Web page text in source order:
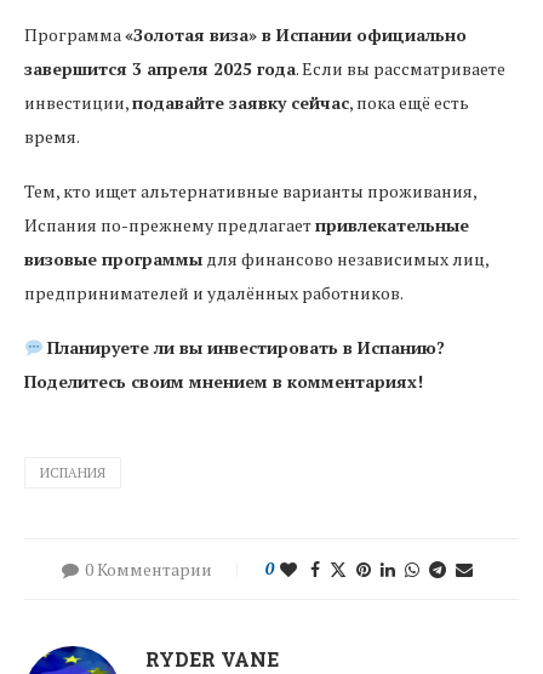
Программа«Золотая виза» в Испании официально
завершится 3 апреля 2025 года. Если вы рассматриваете
инвестиции,подавайте заявку сейчас, пока ещё есть
время.
Тем, кто ищет альтернативные варианты проживания,
Испания по-прежнему предлагаетпривлекательные
визовые программы для финансово независимых лиц,
предпринимателей и удалённых работников.
Планируете ли вы инвестировать в Испанию?
Поделитесь своим мнением в комментариях!
ИСПАНИЯ
0 Комментарии 0
RYDER VANE